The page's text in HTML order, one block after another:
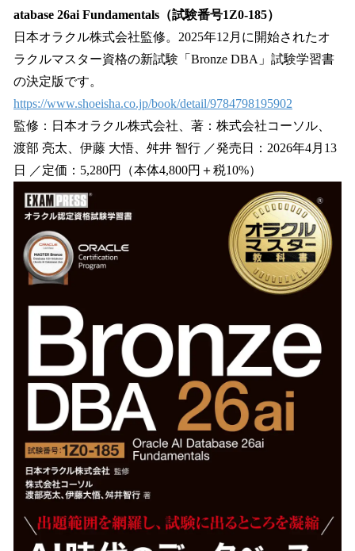
atabase 26ai Fundamentals（試験番号1Z0-185）
日本オラクル株式会社監修。2025年12月に開始されたオ
ラクルマスター資格の新試験「Bronze DBA」試験学習書
の決定版です。
https://www.shoeisha.co.jp/book/detail/9784798195902
監修：日本オラクル株式会社、著：株式会社コーソル、
渡部 亮太、伊藤 大悟、舛井 智行 ／発売日：2026年4月13
日 ／定価：5,280円（本体4,800円＋税10%）